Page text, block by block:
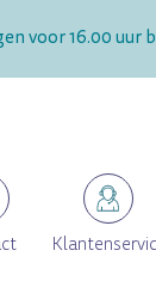
voor 16.00 uur